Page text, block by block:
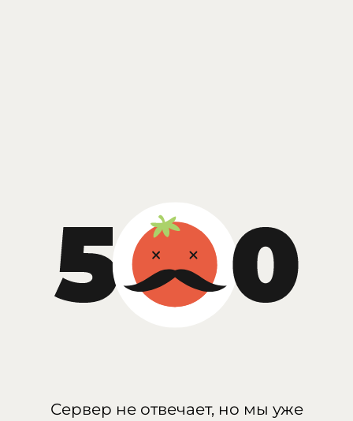
Сервер не отвечает, но мы уже